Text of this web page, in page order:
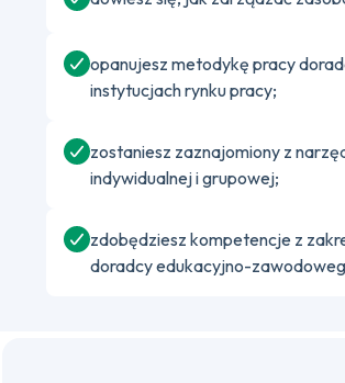
opanujesz metodykę pracy
instytucjach rynku pracy;
zostaniesz zaznajomiony z
indywidualnej i grupowej;
zdobędziesz kompetencje z
doradcy edukacyjno-